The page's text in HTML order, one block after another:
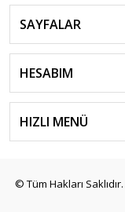
SAYFALAR
HESABIM
HIZLI MENÜ
© Tüm Hakları